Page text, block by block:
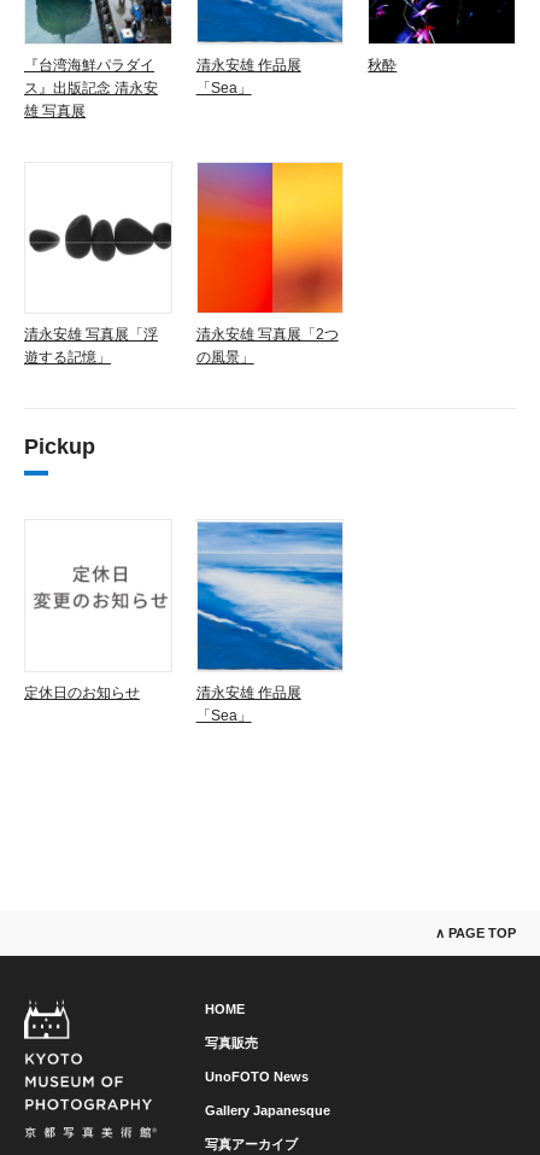
『台湾海鮮パラダイ
ス』出版記念 清永安
雄 写真展
清永安雄 作品展
「Sea」
秋酔
清永安雄 写真展「浮
遊する記憶」
清永安雄 写真展「2つ
の風景」
Pickup
定休日のお知らせ
清永安雄 作品展
「Sea」
∧ PAGE TOP
HOME
写真販売
UnoFOTO News
Gallery Japanesque
写真アーカイブ